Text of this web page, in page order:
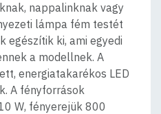
nappalinknak vagy
lámpa fém testét
egészítik ki, ami egyedi
a modellnek. A
energiatakarékos LED
A fényforrások
W, fényerejük 800